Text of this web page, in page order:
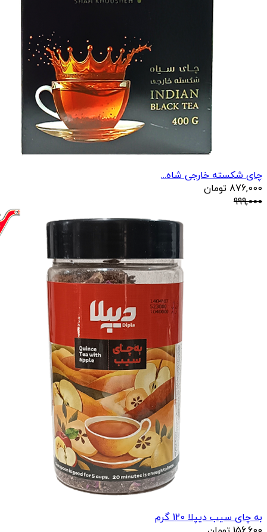
چای شکسته خارجی شاه...
876,000 تومان
999,000
به چای سیب دیپلا 120 گرم